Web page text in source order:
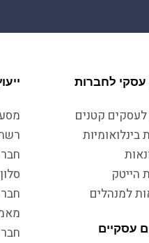
עסקי לחברות
לעסקים קטנים
בינלואומיות
הייטק
למנהלים
עסקיים